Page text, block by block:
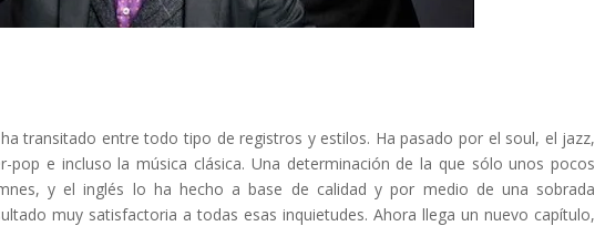
transitado entre todo tipo de registros y estilos. Ha pasado por el soul, el jazz,
pop e incluso la música clásica. Una determinación de la que sólo unos pocos
y el inglés lo ha hecho a base de calidad y por medio de una sobrada
muy satisfactoria a todas esas inquietudes. Ahora llega un nuevo capítulo,